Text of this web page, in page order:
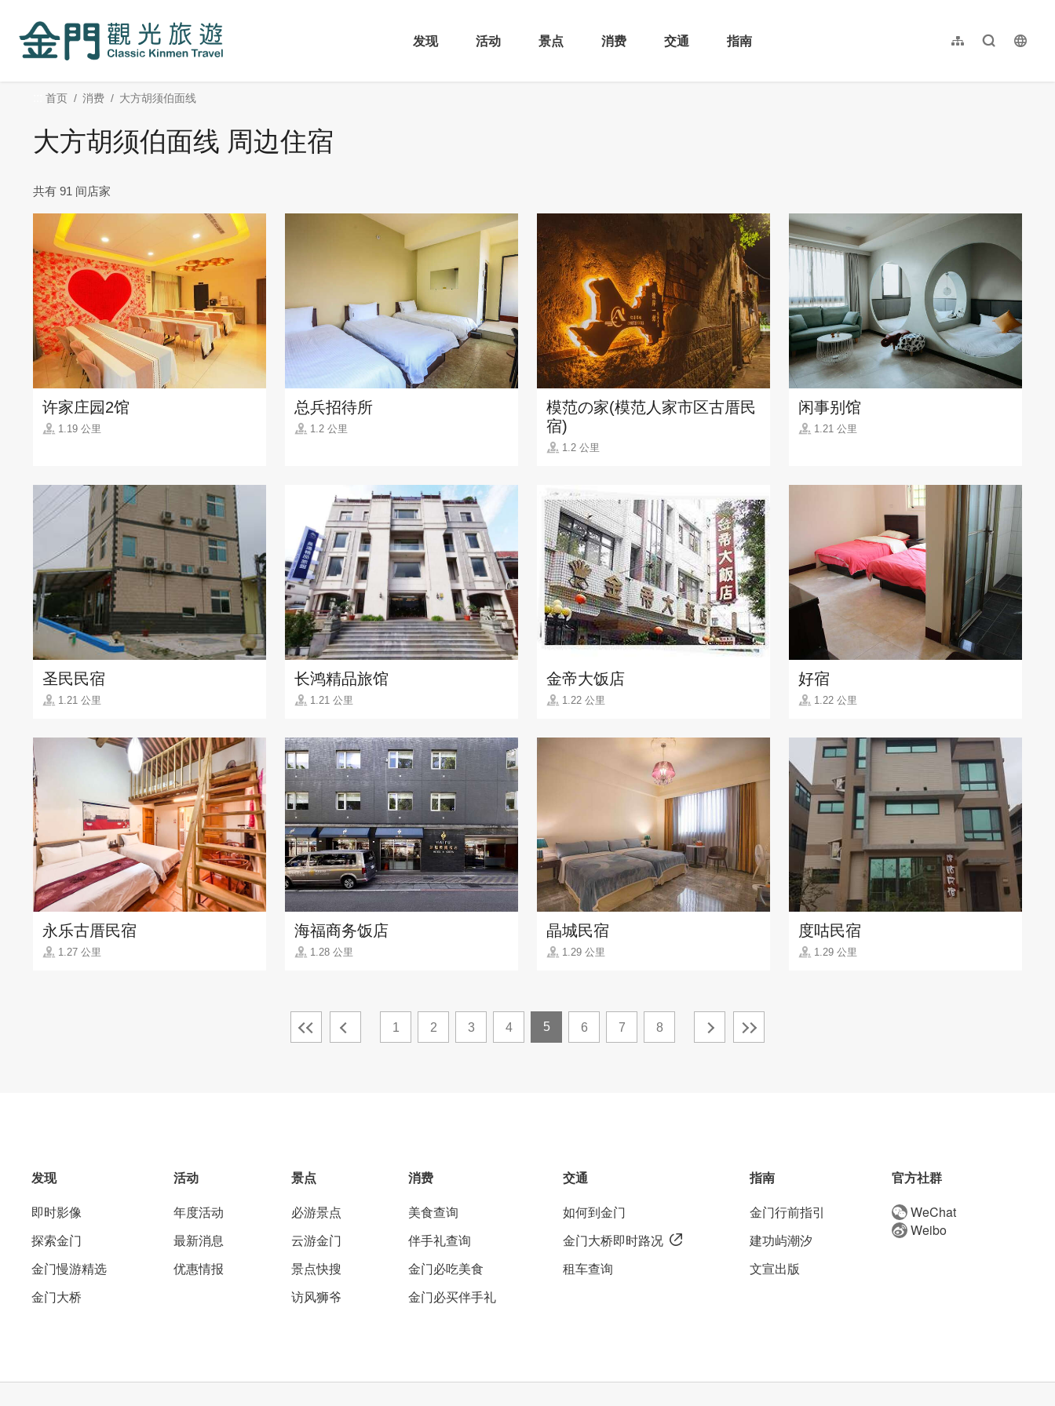
内
发现
活动 景点 消费 交通 指南 网站导览全文检索
繁體中文
首页 消费 大方胡须伯面线
大方胡须伯面线 周边住宿
共有 91 间店家
许家庄园2馆
1.19 公里
总兵招待所
1.2 公里
模范の家(模范人家市区古厝民
宿)
1.2 公里
闲事别馆
1.21 公里
圣民民宿
1.21 公里
长鸿精品旅馆
1.21 公里
金帝大饭店
1.22 公里
好宿
1.22 公里
永乐古厝民宿
1.27 公里
海福商务饭店
1.28 公里
晶城民宿
1.29 公里
度咕民宿
1.29 公里
1 2 3 4 5 6 7 8
发现
即时影像
探索金门
金门慢游精选
金门大桥
活动
年度活动
最新消息
优惠情报
景点
必游景点
云游金门
景点快搜
访风狮爷
消费
美食查询
伴手礼查询
金门必吃美食
金门必买伴手礼
交通
如何到金门
金门大桥即时路况
租车查询
指南
金门行前指引
建功屿潮汐
文宣出版
官方社群
WeChat
Weibo